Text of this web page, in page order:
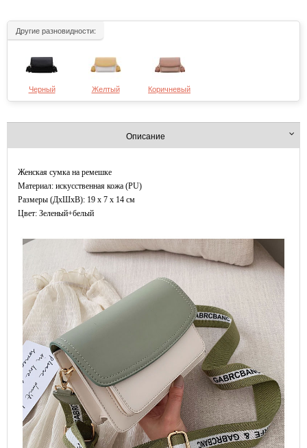
Другие разновидности:
Черный Желтый Коричневый
Описание
Женская сумка на ремешке
Материал: искусственная кожа (PU)
Размеры (ДxШхВ): 19 x 7 x 14 см
Цвет: Зеленый+белый